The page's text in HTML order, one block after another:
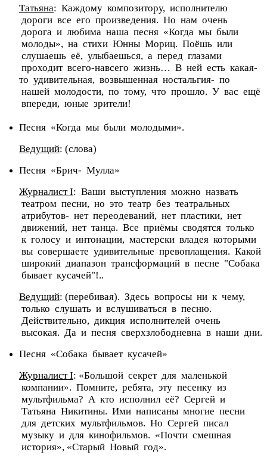
Татьяна: Каждому композитору, исполнителю
дороги все его произведения. Но нам очень
дорога и любима наша песня «Когда мы были
молоды», на стихи Юнны Мориц. Поёшь или
слушаешь её, улыбаешься, а перед глазами
проходит всего-навсего жизнь… В ней есть какая-
то удивительная, возвышенная ностальгия- по
нашей молодости, по тому, что прошло. У вас ещё
впереди, юные зрители!
Песня «Когда мы были молодыми».
Ведущий: (слова)
Песня «Брич- Мулла»
Журналист I: Ваши выступления можно назвать
театром песни, но это театр без театральных
атрибутов- нет переодеваний, нет пластики, нет
движений, нет танца. Все приёмы сводятся только
к голосу и интонации, мастерски владея которыми
вы совершаете удивительные превоплащения. Какой
широкий диапазон трансформаций в песне "Собака
бывает кусачей"!..
Ведущий: (перебивая). Здесь вопросы ни к чему,
только слушать и вслушиваться в песню.
Действительно, дикция исполнителей очень
высокая. Да и песня сверхзлободневна в наши дни.
Песня «Собака бывает кусачей»
Журналист I: «Большой секрет для маленькой
компании». Помните, ребята, эту песенку из
мультфильма? А кто исполнил её? Сергей и
Татьяна Никитины. Ими написаны многие песни
для детских мультфильмов. Но Сергей писал
музыку и для кинофильмов. «Почти смешная
история», «Старый Новый год».